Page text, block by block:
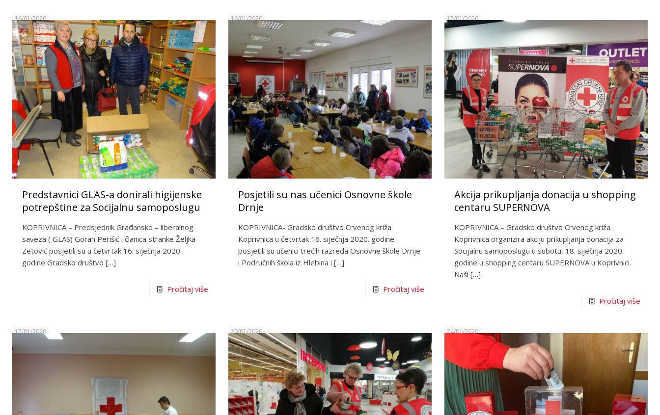
16/01/2020
Predstavnici GLAS-a donirali higijenske
potrepštine za Socijalnu samoposlugu
KOPRIVNICA – Predsjednik Građansko – liberalnog
saveza ( GLAS) Goran Perišić i članica stranke Željka
Zetović posjetili su u četvrtak 16. siječnja 2020.
godine Gradsko društvo […]
Pročitaj više
16/01/2020
Posjetili su nas učenici Osnovne škole
Drnje
KOPRIVNICA- Gradsko društvo Crvenog križa
Koprivnica u četvrtak 16. siječnja 2020. godine
posjetili su učenici trećih razreda Osnovne škole Drnje
i Područnih škola iz Hlebina i […]
Pročitaj više
17/01/2020
Akcija prikupljanja donacija u shopping
centaru SUPERNOVA
KOPRIVNICA – Gradsko društvo Crvenog križa
Koprivnica organizira akciju prikupljanja donacija za
Socijalnu samoposlugu u subotu, 18. siječnja 2020.
godine u shopping centaru SUPERNOVA u Koprivnici.
Naši […]
Pročitaj više
17/01/2020 20/01/2020 24/01/2020